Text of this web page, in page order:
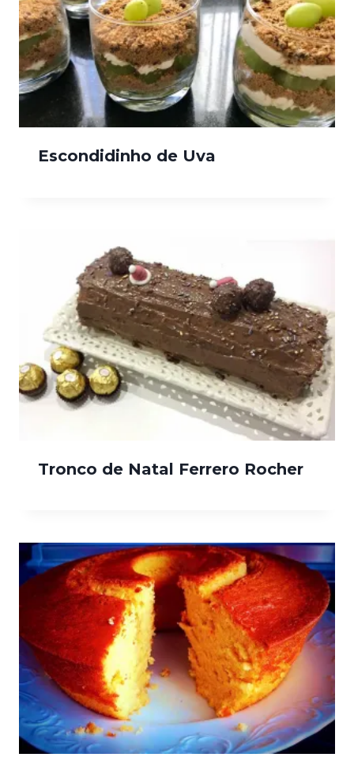
Escondidinho de Uva
Tronco de Natal Ferrero Rocher